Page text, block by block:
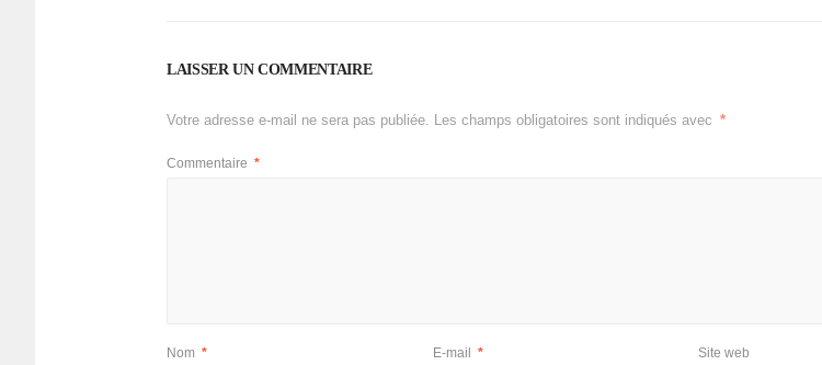
LAISSER UN COMMENTAIRE
Votre adresse e-mail ne sera pas publiée. Les champs obligatoires sont indiqués avec *
Commentaire *
Nom * E-mail * Site web